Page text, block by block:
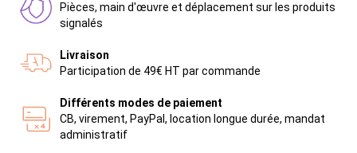
Pièces, main d'œuvre et déplacement sur les produits
signalés
Livraison
Participation de 49€ HT par commande
Différents modes de paiement
CB, virement, PayPal, location longue durée, mandat
administratif